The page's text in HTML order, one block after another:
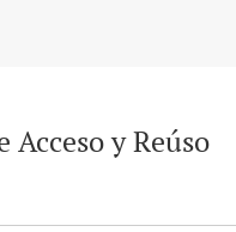
Acceso y Reúso